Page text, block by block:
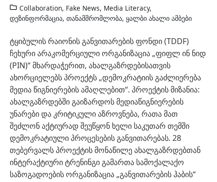
Collaboration, Fake News, Media Literacy,
დეზინფორმაცია, თანამშრომლობა, ყალბი ახალი ამბები
ტყიბულის რაიონის განვითარების ფონდი (TDDF)
ჩეხური არაკომერციული ორგანიზაცია „ფიფლ ინ ნიდ
(PIN)“ მხარდაჭერით, ახალგაზრდებისათვის
ახორციელებს პროექტს „დემოკრატიის გაძლიერება
მედია წიგნიერების ამაღლებით“. პროექტის მიზანია:
ახალგაზრდებში გაიზარდოს მედიაწიგნიერების
უნარები და კრიტიკული აზროვნება, რათა მათ
შეძლონ აქტიურად შეუწყონ ხელი საკუთარ თემში
დემოკრატიული პროცესების განვითარებას. 28
თებერვალს პროექტის მონაწილე ახალგაზრდებთან
ინტერაქტიური ტრენინგი გამართა სამოქალაქო
საზოგადოების ორგანიზაცია „განვითარების ჰაბის“